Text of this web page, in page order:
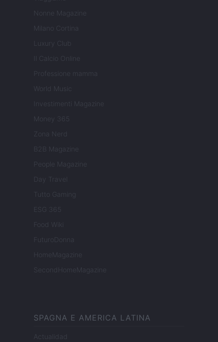
Nonne Magazine
Milano Cortina
Luxury Club
Il Calcio Online
Professione mamma
World Music
Investimenti Magazine
Money 365
Zona Nerd
B2B Magazine
People Magazine
Day Travel
Tutto Gaming
ESG 365
Food Wiki
FuturoDonna
HomeMagazine
SecondHomeMagazine
SPAGNA E AMERICA LATINA
Actualidad